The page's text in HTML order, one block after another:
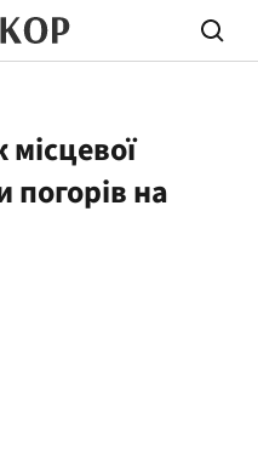
місцевої
погорів на